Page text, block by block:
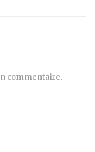
commentaire.